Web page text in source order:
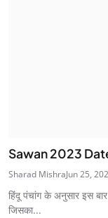
Sawan 2023 Date:
Sharad MishraJun 25,
हिंदू पंचांग के अनुसार इस
जिसका...